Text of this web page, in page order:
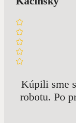
Kúpili sme
robotu. Po